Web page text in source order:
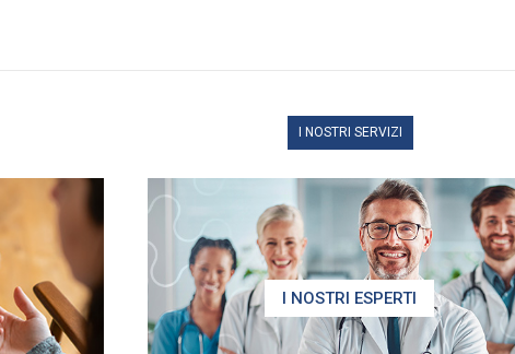
I NOSTRI SERVIZI
I NOSTRI ESPERTI